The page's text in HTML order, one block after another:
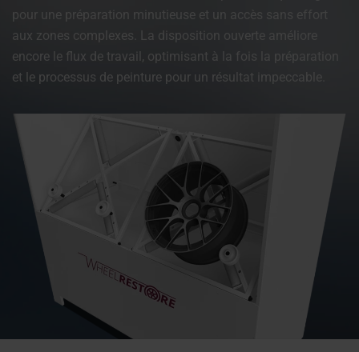
pour une préparation minutieuse et un accès sans effort
aux zones complexes. La disposition ouverte améliore
encore le flux de travail, optimisant à la fois la préparation
et le processus de peinture pour un résultat impeccable.